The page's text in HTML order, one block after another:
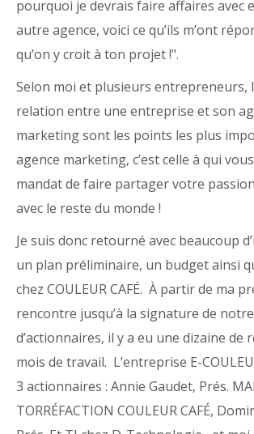
pourquoi je devrais faire affaires avec
autre agence, voici ce qu’ils m’ont
qu’on y croit à ton projet !".
Selon moi et plusieurs entrepreneurs,
relation entre une entreprise et son
marketing sont les points les plus
agence marketing, c’est celle à qui
mandat de faire partager votre
avec le reste du monde !
Je suis donc retourné avec beaucoup
un plan préliminaire, un budget ainsi
chez COULEUR CAFÉ. À partir de ma
rencontre jusqu’à la signature de
d’actionnaires, il y a eu une dizaine de
mois de travail. L’entreprise E-
3 actionnaires : Annie Gaudet, Prés.
TORRÉFACTION COULEUR CAFÉ,